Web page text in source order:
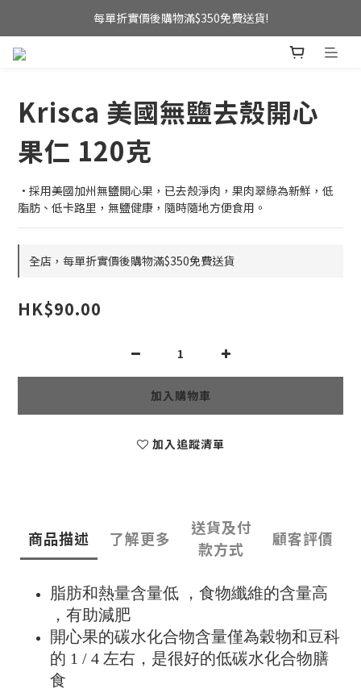
新會員首次購物即享全單 8 折優惠！
每單折實價後購物滿$350免費送貨!
Krisca 美國無鹽去殼開心
果仁 120克
•採用美國加州無鹽開心果，已去殼淨肉，果肉翠綠為新鮮，低
脂肪、低卡路里，無鹽健康，隨時隨地方便食用。
全店，每單折實價後購物滿$350免費送貨
HK$90.00
加入購物車
加入追蹤清單
商品描述 了解更多
送貨及付
款方式
顧客評價
脂肪和熱量含量低 ，食物纖維的含量高
，有助減肥
開心果的碳水化合物含量僅為穀物和豆科
的 1 / 4 左右，是很好的低碳水化合物膳
食